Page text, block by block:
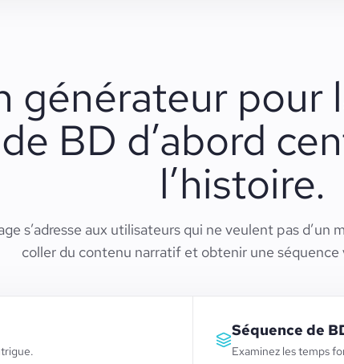
générateur pour
de BD d’abord
l’histoire.
s’adresse aux utilisateurs qui ne veulent pas d’un
coller du contenu narratif et obtenir une séquence
Séquence de
Examinez les temps